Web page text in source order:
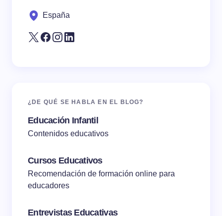
España
¿DE QUÉ SE HABLA EN EL BLOG?
Educación Infantil
Contenidos educativos
Cursos Educativos
Recomendación de formación online para
educadores
Entrevistas Educativas